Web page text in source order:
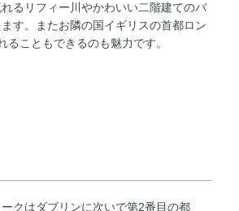
るリフィー川やかわいい二階建てのバ
す。またお隣の国イギリスの首都ロン
こともできるのも魅力です。
クはダブリンに次いで第2番目の都